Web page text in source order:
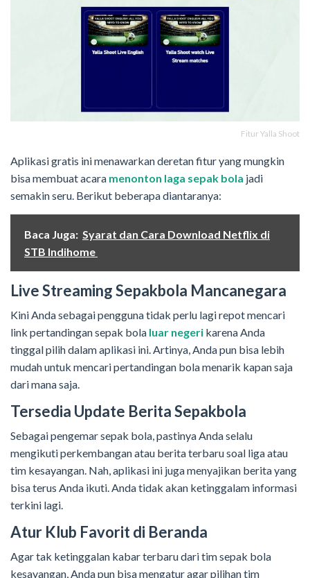
Fitur Yalla Shoot
Aplikasi gratis ini menawarkan deretan fitur yang mungkin
bisa membuat acara menonton laga sepak bola jadi
semakin seru. Berikut beberapa diantaranya:
Baca Juga: Syarat dan Cara Download Netflix di
STB Indihome
Live Streaming Sepakbola Mancanegara
Kini Anda sebagai pengguna tidak perlu lagi repot mencari
link pertandingan sepak bola luar negeri karena Anda
tinggal pilih dalam aplikasi ini. Artinya, Anda pun bisa lebih
mudah untuk mencari pertandingan bola menarik kapan saja
dari mana saja.
Tersedia Update Berita Sepakbola
Sebagai pengemar sepak bola, pastinya Anda selalu
mengikuti perkembangan atau berita terbaru soal liga atau
tim kesayangan. Nah, aplikasi ini juga menyajikan berita yang
bisa terus Anda ikuti. Anda tidak akan ketinggalam informasi
terkini lagi.
Atur Klub Favorit di Beranda
Agar tak ketinggalan kabar terbaru dari tim sepak bola
kesayangan, Anda pun bisa mengatur agar pilihan tim